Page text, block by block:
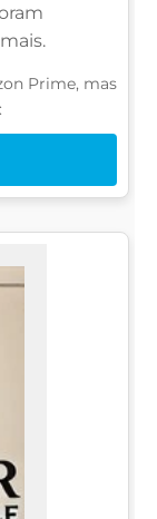
Prime, mas